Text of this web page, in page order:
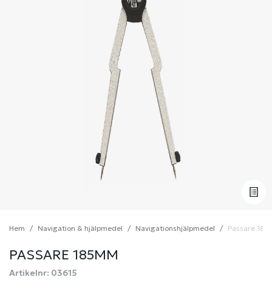
Hem Navigation & hjälpmedel Navigationshjälpmedel Passare
PASSARE 185MM
Artikelnr: 03615